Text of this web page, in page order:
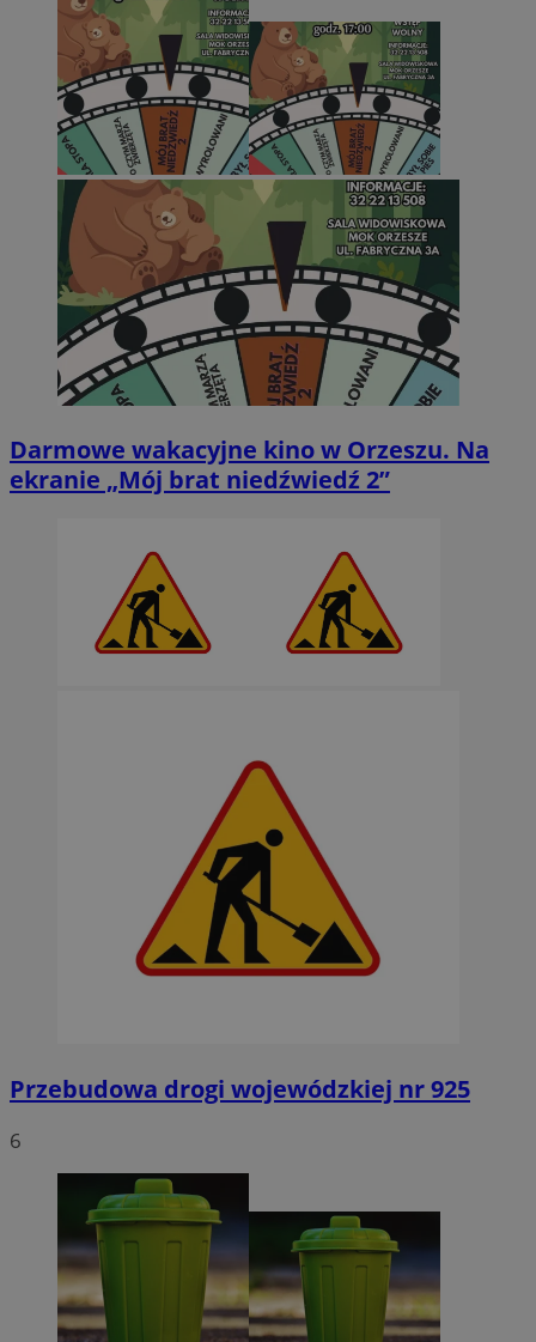
Darmowe wakacyjne kino w Orzeszu. Na
ekranie „Mój brat niedźwiedź 2”
Przebudowa drogi wojewódzkiej nr 925
6